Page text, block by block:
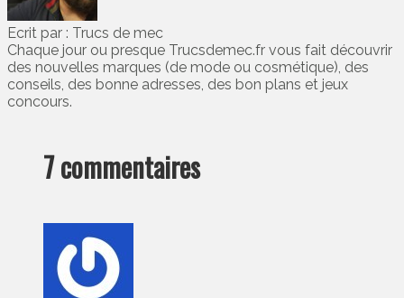
Ecrit par : Trucs de mec
Chaque jour ou presque Trucsdemec.fr vous fait découvrir
des nouvelles marques (de mode ou cosmétique), des
conseils, des bonne adresses, des bon plans et jeux
concours.
7 commentaires